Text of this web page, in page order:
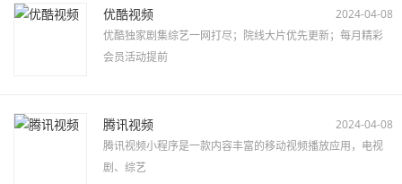
优酷视频
2024-04-08
优酷独家剧集综艺一网打尽；院线大片优先更新；每月精彩
会员活动提前
腾讯视频
2024-04-08
腾讯视频小程序是一款内容丰富的移动视频播放应用，电视
剧、综艺